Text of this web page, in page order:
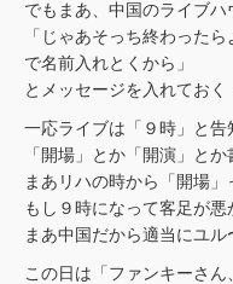
でもまあ、中国のライブハ
「じゃあそっち終わった
で名前入れとくから」
とメッセージを入れておく
一応ライブは「９時」と告
「開場」とか「開演」と
まあリハの時から「開場」
もし９時になって客足が悪
まあ中国だから適当にユル
この日は「ファンキーさ